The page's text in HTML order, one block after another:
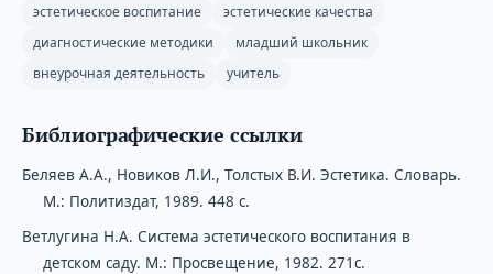
эстетическое воспитание
эстетические качества
диагностические методики
младший школьник
внеурочная деятельность
учитель
Библиографические ссылки
Беляев А.А., Новиков Л.И., Толстых В.И. Эстетика. Словарь.
М.: Политиздат, 1989. 448 с.
Ветлугина Н.А. Система эстетического воспитания в
детском саду. М.: Просвещение, 1982. 271с.